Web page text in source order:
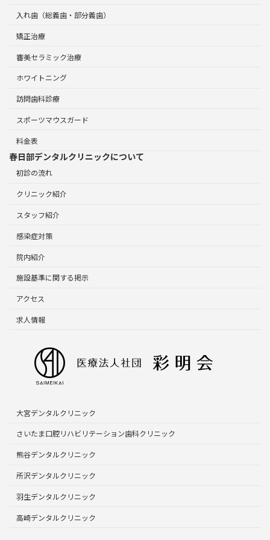
入れ歯（総義歯・部分義歯）
矯正治療
審美セラミック治療
ホワイトニング
訪問歯科診療
スポーツマウスガード
料金表
春日部デンタルクリニックについて
初診の流れ
クリニック紹介
スタッフ紹介
感染症対策
院内紹介
施設基準に関する掲示
アクセス
求人情報
大宮デンタルクリニック
さいたま口腔リハビリテーション歯科クリニック
熊谷デンタルクリニック
所沢デンタルクリニック
羽生デンタルクリニック
高崎デンタルクリニック